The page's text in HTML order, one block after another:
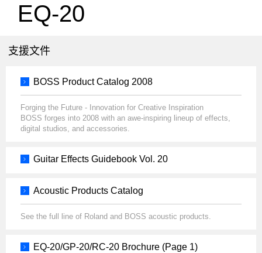
EQ-20
支援文件
BOSS Product Catalog 2008
Forging the Future - Innovation for Creative Inspiration
BOSS forges into 2008 with an awe-inspiring lineup of effects,
digital studios, and accessories.
Guitar Effects Guidebook Vol. 20
Acoustic Products Catalog
See the full line of Roland and BOSS acoustic products.
EQ-20/GP-20/RC-20 Brochure (Page 1)